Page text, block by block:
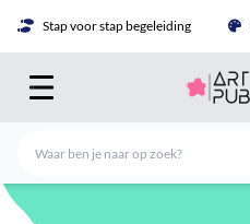
Stap voor stap begeleiding